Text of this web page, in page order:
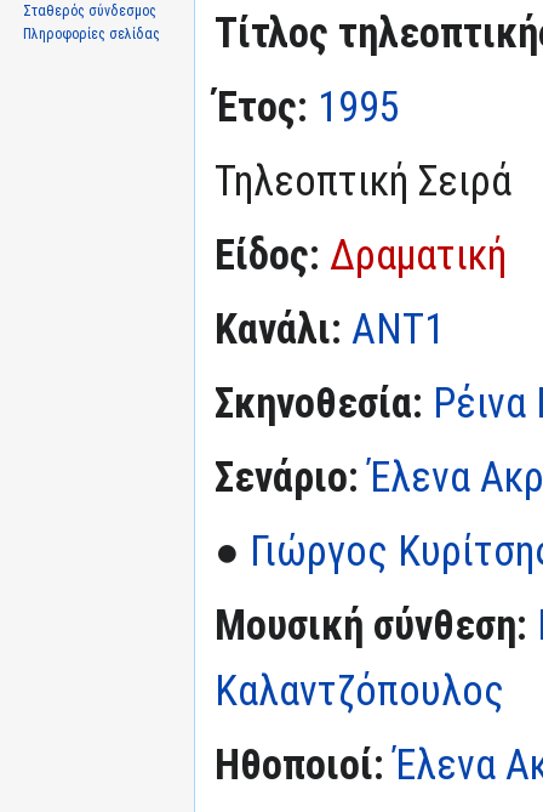
Μετάβαση
στην
Πήδηση
στην
Τίτλος
Έτος: 1995
Τηλεοπτική Σειρά
Είδος: Δραματική
Κανάλι: ΑΝΤ1
Σκηνοθεσία:
Σενάριο:Έλενα
● Γιώργος
Μουσική σύνθεση:
Καλαντζόπουλος
Ηθοποιοί: Έλενα
Σταθερός σύνδεσμος
Πληροφορίες σελίδας